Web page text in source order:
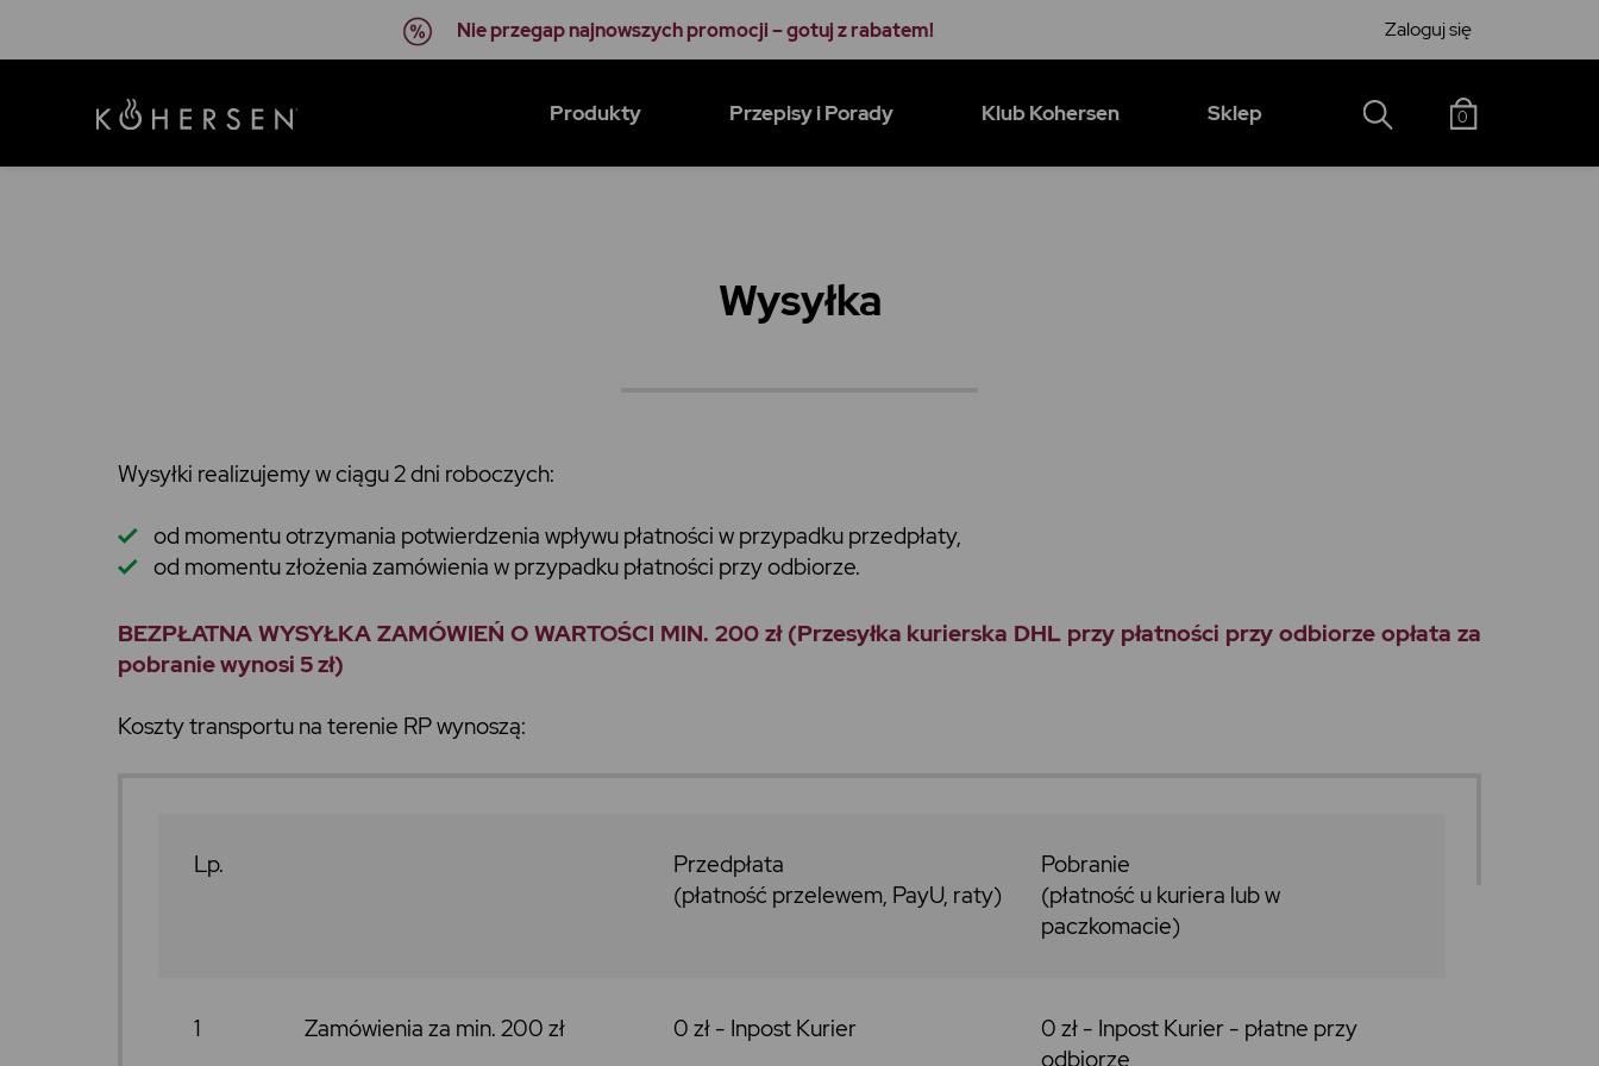
Nie przegap najnowszych promocji – gotuj z rabatem! Zaloguj się
Produkty Przepisy i Porady Klub Kohersen Sklep 0
Wysyłka
Wysyłki realizujemy w ciągu 2 dni roboczych:
od momentu otrzymania potwierdzenia wpływu płatności w przypadku przedpłaty,
od momentu złożenia zamówienia w przypadku płatności przy odbiorze.
BEZPŁATNA WYSYŁKA ZAMÓWIEŃ O WARTOŚCI MIN. 200 zł (Przesyłka kurierska DHL przy płatności przy odbiorze opłata za
pobranie wynosi 5 zł)
Koszty transportu na terenie RP wynoszą:
Lp.
Przedpłata
(płatność przelewem, PayU, raty)
Pobranie
(płatność u kuriera lub w
paczkomacie)
1 Zamówienia za min. 200 zł 0 zł - InpostKurier 0 zł - Inpost Kurier - płatne przy
odbiorze